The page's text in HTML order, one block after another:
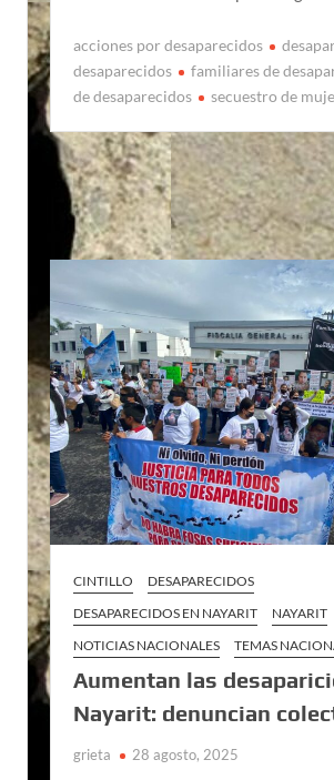
acciones por desaparecidos
desaparecidos
familiares de
de desaparecidos
secuestro de
CINTILLO
DESAPARECIDOS
DESAPARECIDOS EN NAYARIT
NAYARIT
NOTICIAS NACIONALES
TEMAS
Aumentan las
Nayarit: denuncian
grieta 28 agosto, 2025